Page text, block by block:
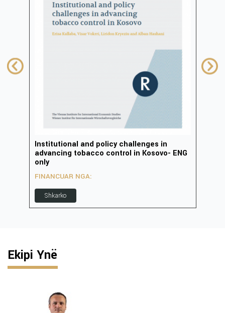
Institutional and policy challenges in
advancing tobacco control in Kosovo- ENG
only
FINANCUAR NGA:
Shkarko
Ekipi Ynë